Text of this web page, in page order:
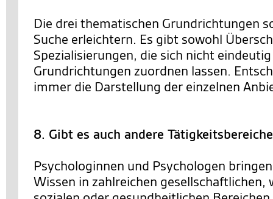
Die drei thematischen Grundrichtungen
Suche erleichtern. Es gibt sowohl
Spezialisierungen, die sich nicht
Grundrichtungen zuordnen lassen.
immer die Darstellung der einzelnen
8. Gibt es auch andere
Psychologinnen und Psychologen
Wissen in zahlreichen